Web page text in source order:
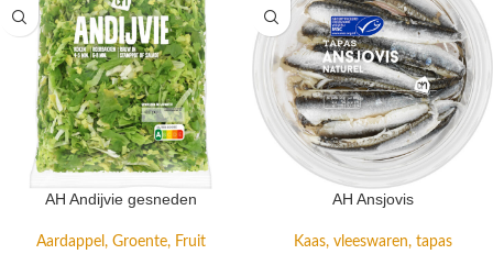
AH Andijvie gesneden
Aardappel, Groente, Fruit
AH Ansjovis
Kaas, vleeswaren, tapas